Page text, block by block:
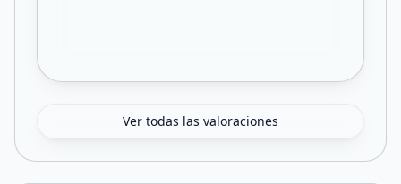
Ver todas las valoraciones